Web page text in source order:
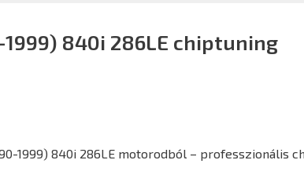
1999) 840i 286LE chiptuning
1999) 840i 286LE motorodból – professzionális